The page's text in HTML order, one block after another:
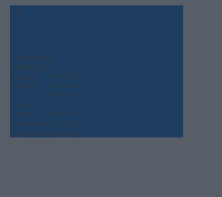
+35
°
C
+37°
+25°
Θεσσαλονίκη
Σάββατο, 08
Κυριακή
+36°+28°
Δευτέρα
+35°+26°
Τρίτη
+36°+25°
Τετάρτη
+37°+26°
Πέμπτη
+36°+25°
Παρασκευή+31°+25°
Πρόγνωση για 7 μέρες